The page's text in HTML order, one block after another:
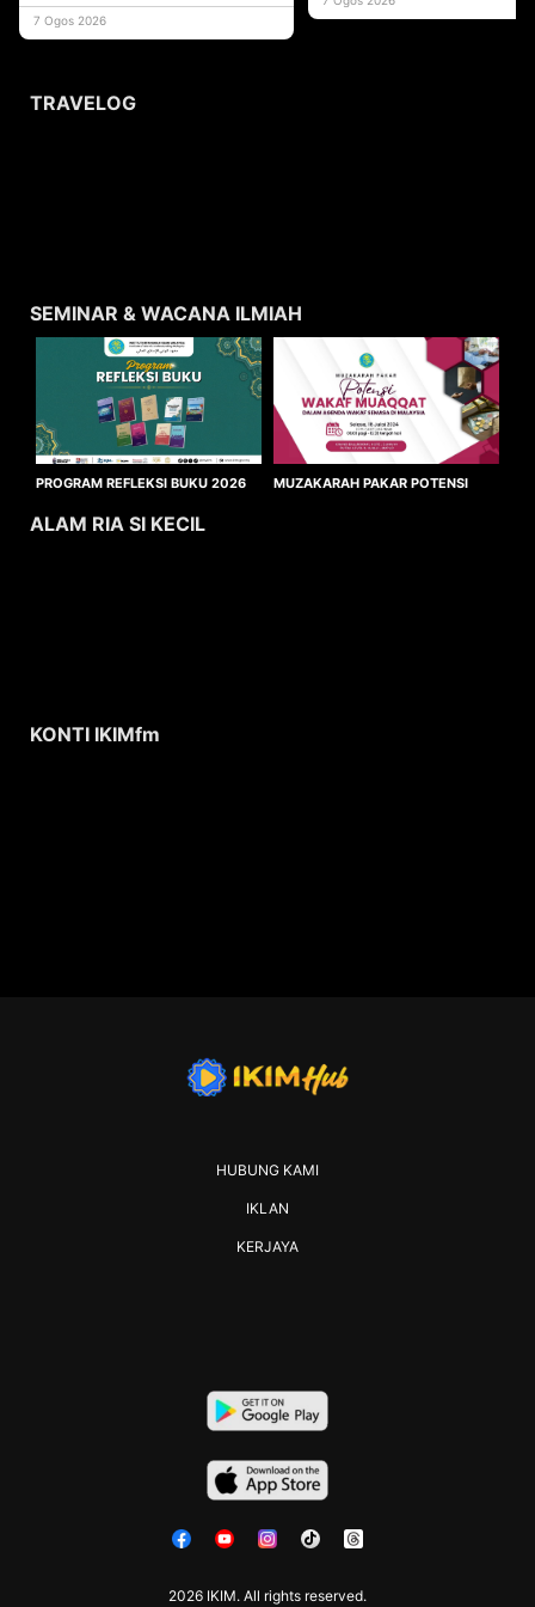
usaha
7 Ogos 2026
TRAVELOG
SEMINAR & WACANA ILMIAH
PROGRAM REFLEKSI BUKU 2026
MUZAKARAH PAKAR POTENSI
ALAM RIA SI KECIL
KONTI IKIMfm
2026 IKIM. All rights reserved.
HUBUNG KAMI
IKLAN
KERJAYA